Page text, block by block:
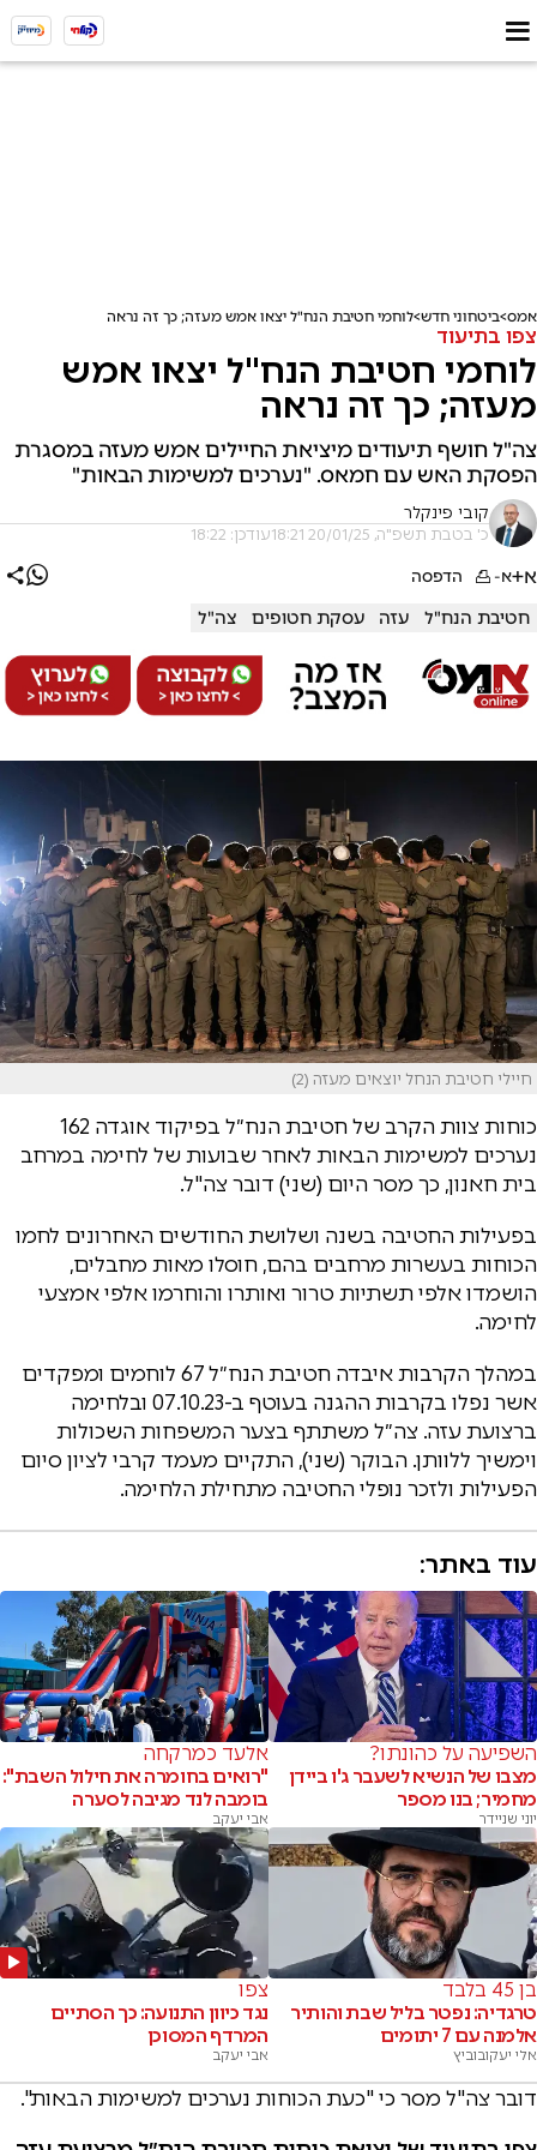
אמס ביטחוני חדש לוחמי חטיבת הנח"ל יצאו אמש מעזה; כך זה נראה
צפו בתיעוד
לוחמי חטיבת הנח"ל יצאו אמש
מעזה; כך זה נראה
צה"ל חושף תיעודים מיציאת החיילים אמש מעזה במסגרת
הפסקת האש עם חמאס. "נערכים למשימות הבאות"
קובי פינקלר
כ' בטבת תשפ"ה, 20/01/25 18:21 עודכן: 18:22
א+א- הדפסה
חטיבת הנח"ל עזה עסקת חטופים צה"ל
חיילי חטיבת הנחל יוצאים מעזה (2)
כוחות צוות הקרב של חטיבת הנח״ל בפיקוד אוגדה 162
נערכים למשימות הבאות לאחר שבועות של לחימה במרחב
בית חאנון, כך מסר היום (שני) דובר צה"ל.
בפעילות החטיבה בשנה ושלושת החודשים האחרונים לחמו
הכוחות בעשרות מרחבים בהם, חוסלו מאות מחבלים,
הושמדו אלפי תשתיות טרור ואותרו והוחרמו אלפי אמצעי
לחימה.
במהלך הקרבות איבדה חטיבת הנח״ל 67 לוחמים ומפקדים
אשר נפלו בקרבות ההגנה בעוטף ב-07.10.23 ובלחימה
ברצועת עזה. צה״ל משתתף בצער המשפחות השכולות
וימשיך ללוותן. הבוקר (שני), התקיים מעמד קרבי לציון סיום
הפעילות ולזכר נופלי החטיבה מתחילת הלחימה.
עוד באתר:
השפיעה על כהונתו?
מצבו של הנשיא לשעבר ג'ו ביידן
מחמיר; בנו מספר
יוני שניידר
אלעד כמרקחה
"רואים בחומרה את חילול השבת":
בומבה לנד מגיבה לסערה
אבי יעקב
בן 45 בלבד
טרגדיה: נפטר בליל שבת והותיר
אלמנה עם 7 יתומים
אלי יעקובוביץ
צפו
נגד כיוון התנועה: כך הסתיים
המרדף המסוכן
אבי יעקב
דובר צה"ל מסר כי "כעת הכוחות נערכים למשימות הבאות".